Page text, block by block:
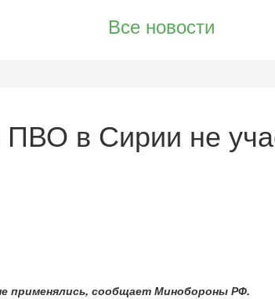
Все новости
в Сирии не
применялись, сообщает Минобороны РФ.